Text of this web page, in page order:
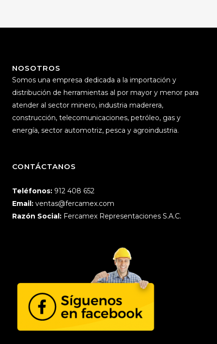
NOSOTROS
Somos una empresa dedicada a la importación y
distribución de herramientas al por mayor y menor para
atender al sector minero, industria maderera,
construcción, telecomunicaciones, petróleo, gas y
energía, sector automotriz, pesca y agroindustria.
CONTÁCTANOS
Teléfonos: 912 408 652
Email: ventas@fercamex.com
Razón Social: Fercamex Representaciones S.A.C.